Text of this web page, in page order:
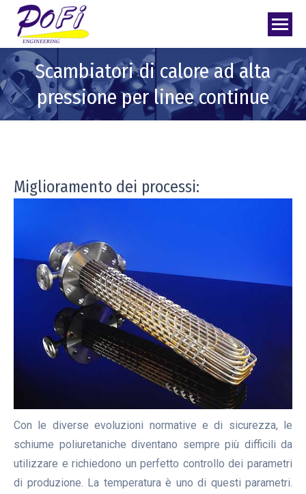
Scambiatori di calore ad alta
pressione per linee continue
Miglioramento dei processi:
Con le diverse evoluzioni normative e di sicurezza, le
schiume poliuretaniche diventano sempre più difficili da
utilizzare e richiedono un perfetto controllo dei parametri
di produzione. La temperatura è uno di questi parametri.